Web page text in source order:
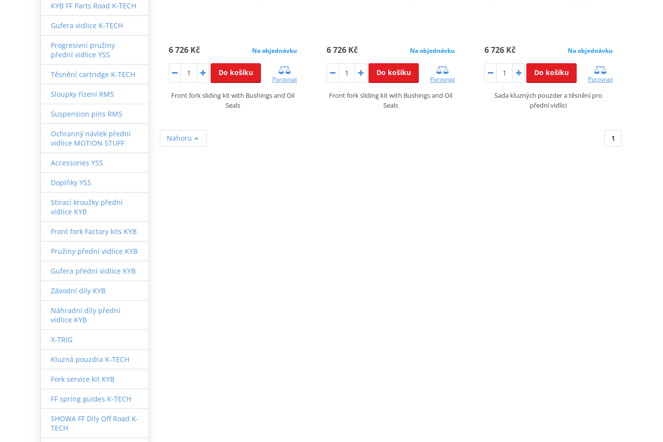
KYB FF Parts Road K-TECH
Gufera vidlice K-TECH
Progresivní pružiny
přední vidlice YSS
Těsnění cartridge K-TECH
Sloupky řízení RMS
Suspension pins RMS
Ochranný návlek přední
vidlice MOTION STUFF
Accessories YSS
Doplňky YSS
Stírací kroužky přední
vidlice KYB
Front fork Factory kits KYB
Pružiny přední vidlice KYB
Gufera přední vidlice KYB
Závodní díly KYB
Náhradní díly přední
vidlice KYB
X-TRIG
Kluzná pouzdra K-TECH
Fork service kit KYB
FF spring guides K-TECH
SHOWA FF Díly Off Road K-
TECH
6 726 Kč Na objednávku
Do košíku
Porovnat
Front fork sliding kit with Bushings and Oil
Seals
6 726 Kč Na objednávku
Do košíku
Porovnat
Front fork sliding kit with Bushings and Oil
Seals
6 726 Kč Na objednávku
Do košíku
Porovnat
Sada kluzných pouzder a těsnění pro
přední vidlici
1
Nahoru